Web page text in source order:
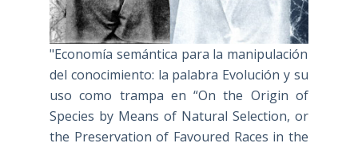
"Economía semántica para la manipulación
del conocimiento: la palabra Evolución y su
uso como trampa en “On the Origin of
Species by Means of Natural Selection, or
the Preservation of Favoured Races in the